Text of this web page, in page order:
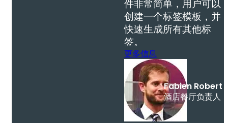
件非常简单，用户可以
创建一个标签模板，并
快速生成所有其他标
签。
更多信息
Fabien Robert
酒店餐厅负责人